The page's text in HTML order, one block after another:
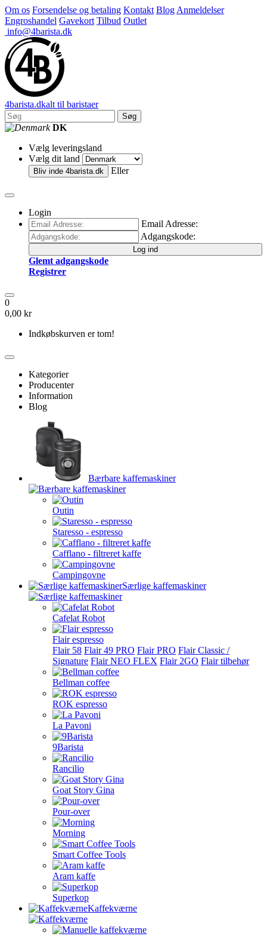
Om os Forsendelse og betaling Kontakt Blog Anmeldelser
Engroshandel Gavekort Tilbud Outlet
info@4barista.dk
4barista.dkalt til baristaer
Søg
DK
Vælg leveringsland
Vælg dit land
Bliv inde 4barista.dk Eller
Login
Email Adresse:
Adgangskode:
Log ind
Glemt adgangskode
Registrer
0
0,00 kr
Indkøbskurven er tom!
Kategorier
Producenter
Information
Blog
Bærbare kaffemaskiner
Outin
Staresso - espresso
Cafflano - filtreret kaffe
Campingovne
Særlige kaffemaskiner
Cafelat Robot
Flair espresso
Flair 58 Flair 49 PRO Flair PRO Flair Classic /
Signature Flair NEO FLEX Flair 2GO Flair tilbehør
Bellman coffee
ROK espresso
La Pavoni
9Barista
Rancilio
Goat Story Gina
Pour-over
Morning
Smart Coffee Tools
Aram kaffe
Superkop
Kaffekværne